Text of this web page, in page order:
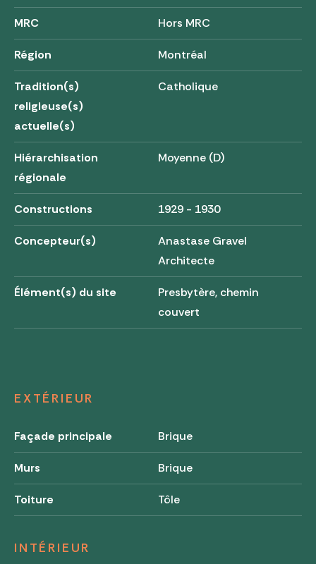
MRC Hors MRC
Région Montréal
Tradition(s)
religieuse(s)
actuelle(s)
Catholique
Hiérarchisation
régionale
Moyenne (D)
Constructions 1929 - 1930
Concepteur(s)
Anastase Gravel
Architecte
Élément(s) du site
Presbytère, chemin
couvert
EXTÉRIEUR
Façade principale Brique
Murs Brique
Toiture Tôle
INTÉRIEUR